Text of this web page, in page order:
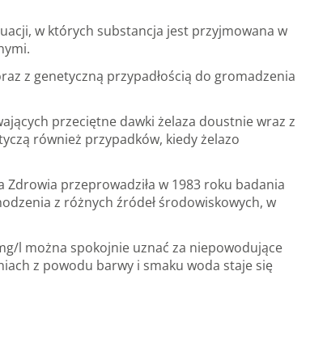
w których substancja jest przyjmowana w
z genetyczną przypadłością do gromadzenia
przeciętne dawki żelaza doustnie wraz z
również przypadków, kiedy żelazo
przeprowadziła w 1983 roku badania
z różnych źródeł środowiskowych, w
l można spokojnie uznać za niepowodujące
z powodu barwy i smaku woda staje się